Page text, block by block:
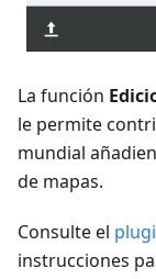
La función
le permite
mundial
de mapas.
Consulte el
instrucciones